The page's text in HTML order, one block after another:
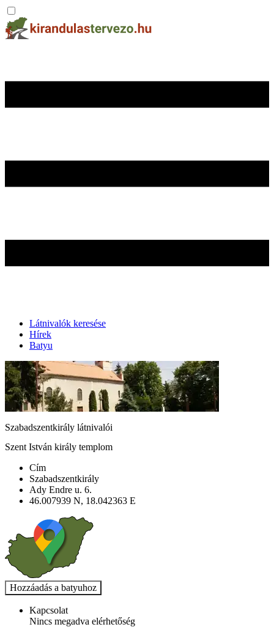
Látnivalók keresése
Hírek
Batyu
Szabadszentkirály látnivalói
Szent István király templom
Cím
Szabadszentkirály
Ady Endre u. 6.
46.007939 N, 18.042363 E
Kapcsolat
Nincs megadva elérhetőség